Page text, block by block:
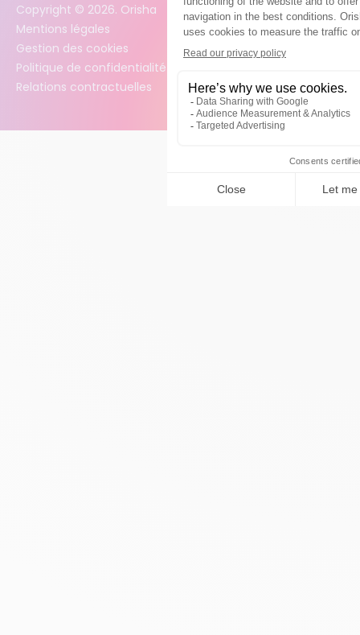
Copyright © 2026. Orisha
Mentions légales
Gestion des cookies
Politique de confidentialité
Relations contractuelles